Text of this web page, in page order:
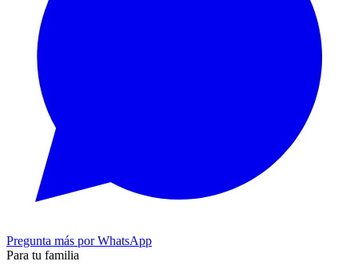
Pregunta más por WhatsApp
Para tu familia